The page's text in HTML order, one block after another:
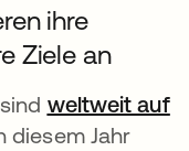
ihre
Ziele an
weltweit auf
diesem Jahr